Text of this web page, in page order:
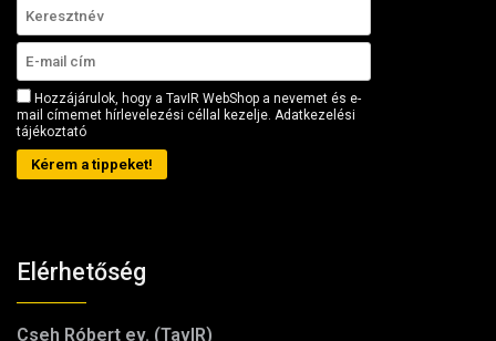
Hozzájárulok, hogy a TavIR WebShop a nevemet és e-
mail címemet hírlevelezési céllal kezelje. Adatkezelési
tájékoztató
Kérem a tippeket!
Elérhetőség
Cseh Róbert ev. (TavIR)